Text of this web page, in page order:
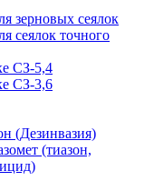
зерновых сеялок
сеялок точного
СЗ-5,4
СЗ-3,6
(Дезинвазия)
(тиазон,